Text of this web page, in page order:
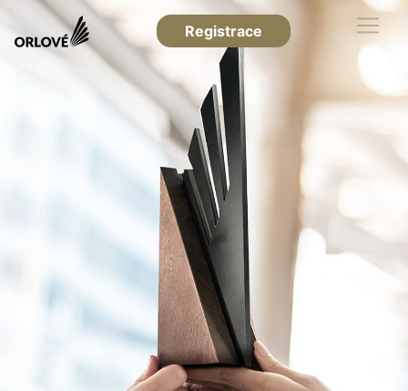
Registrace